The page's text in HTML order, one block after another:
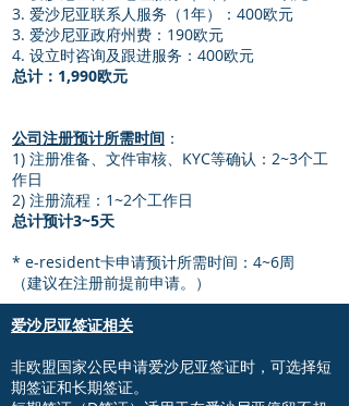
3. 爱沙尼亚联系人服务（1年）：400欧元
3. 爱沙尼亚政府州费：190欧元
4. 设立时咨询及跟进服务：400欧元
总计：1,990欧元
公司注册预计所需时间 ：
1) 注册准备、文件审核、KYC等确认：2~3个工
作日
2) 注册流程：1~2个工作日
总计预计3~5天
* e-resident卡申请预计所需时间：4~6周
（建议在注册前提前申请。）
爱沙尼亚签证相关
非欧盟国家公民申请爱沙尼亚签证时，可选择短
期签证和长期签证。